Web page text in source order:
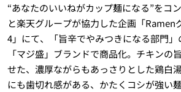
“あなたのいいねがカップ麺になる”をコ
と楽天グループが協力した企画「Ramen
4」にて、「旨辛でやみつきになる部門
「マジ盛」ブランドで商品化。チキンの
せた、濃厚ながらもあっさりとした鶏白
にも歯切れ感がある、かたくコシが強い